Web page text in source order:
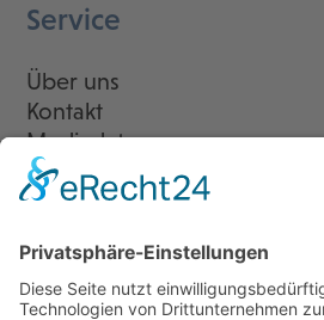
Service
Über uns
Kontakt
Mediadaten
Newsletter
LogIn
Legal